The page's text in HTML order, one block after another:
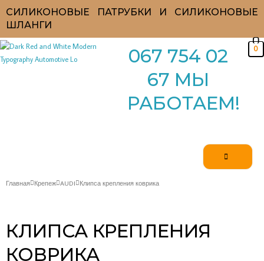
СИЛИКОНОВЫЕ ПАТРУБКИ И СИЛИКОНОВЫЕ
ШЛАНГИ
067 754 02
67 МЫ
РАБОТАЕМ!
0
Главная Крепеж AUDI Клипса крепления коврика
КЛИПСА КРЕПЛЕНИЯ
КОВРИКА